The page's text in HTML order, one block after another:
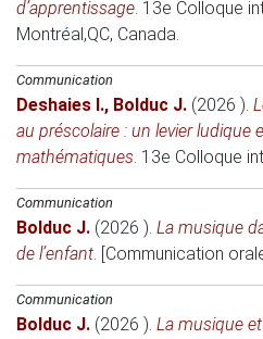
d’apprentissage. 13e Colloque
Montréal,QC, Canada.
Communication
Deshaies I., Bolduc J. (2026 ).
au préscolaire : un levier ludique
mathématiques. 13e Colloque
Communication
Bolduc J. (2026 ). La musique
de l’enfant. [Communication
Communication
Bolduc J. (2026 ). La musique